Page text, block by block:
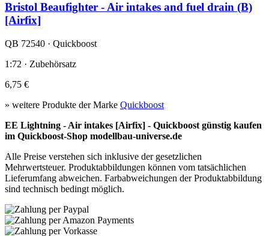
Bristol Beaufighter - Air intakes and fuel drain (B)
[Airfix]
QB 72540 · Quickboost
1:72 · Zubehörsatz
6,75 €
» weitere Produkte der Marke Quickboost
EE Lightning - Air intakes [Airfix] - Quickboost günstig kaufen
im Quickboost-Shop modellbau-universe.de
Alle Preise verstehen sich inklusive der gesetzlichen
Mehrwertsteuer. Produktabbildungen können vom tatsächlichen
Lieferumfang abweichen. Farbabweichungen der Produktabbildung
sind technisch bedingt möglich.